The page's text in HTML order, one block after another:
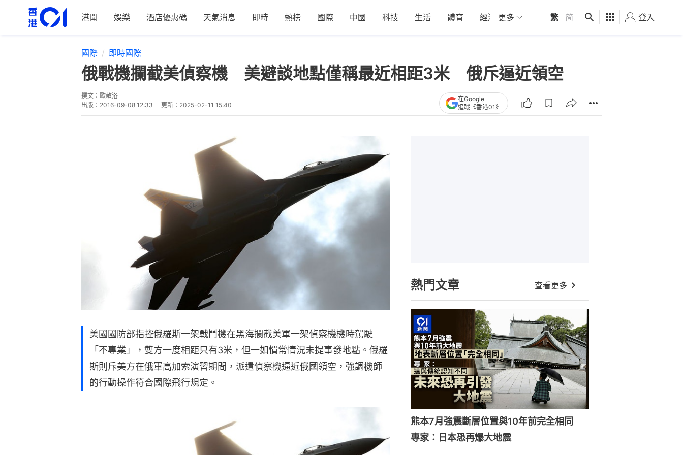
港聞 娛樂 酒店優惠碼 天氣消息 即時 熱榜 國際 中國 科技 生活 體育 經濟 01深圳 觀點 健康 好食玩飛
更多 繁 简 登入
國際 即時國際
俄戰機攔截美偵察機 美避談地點僅稱最近相距3米 俄斥逼近領空
撰文： 歐敬洛
出版： 2016-09-08 12:33 更新： 2025-02-11 15:40
在Google
追蹤《香港01》
美國國防部指控俄羅斯一架戰鬥機在黑海攔截美軍一架偵察機機時駕駛
「不專業」，雙方一度相距只有3米，但一如慣常情況未提事發地點。俄羅
斯則斥美方在俄軍高加索演習期間，派遣偵察機逼近俄國領空，強調機師
的行動操作符合國際飛行規定。
熱門文章 查看更多
熊本7月強震斷層位置與10年前完全相同
專家：日本恐再爆大地震